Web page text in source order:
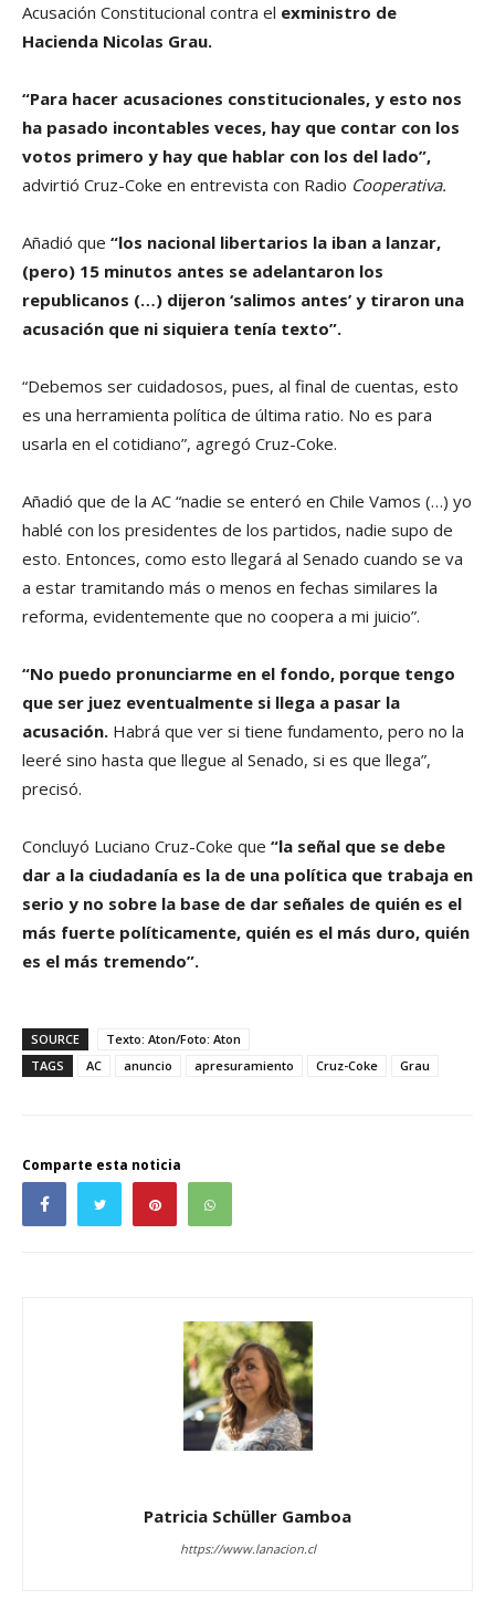
Acusación Constitucional contra el exministro de
Hacienda Nicolas Grau.
“Para hacer acusaciones constitucionales, y esto nos
ha pasado incontables veces, hay que contar con los
votos primero y hay que hablar con los del lado”,
advirtió Cruz-Coke en entrevista con Radio Cooperativa.
Añadió que “los nacional libertarios la iban a lanzar,
(pero) 15 minutos antes se adelantaron los
republicanos (…) dijeron ‘salimos antes’ y tiraron una
acusación que ni siquiera tenía texto”.
“Debemos ser cuidadosos, pues, al final de cuentas, esto
es una herramienta política de última ratio. No es para
usarla en el cotidiano”, agregó Cruz-Coke.
Añadió que de la AC “nadie se enteró en Chile Vamos (…) yo
hablé con los presidentes de los partidos, nadie supo de
esto. Entonces, como esto llegará al Senado cuando se va
a estar tramitando más o menos en fechas similares la
reforma, evidentemente que no coopera a mi juicio”.
“No puedo pronunciarme en el fondo, porque tengo
que ser juez eventualmente si llega a pasar la
acusación. Habrá que ver si tiene fundamento, pero no la
leeré sino hasta que llegue al Senado, si es que llega”,
precisó.
Concluyó Luciano Cruz-Coke que “la señal que se debe
dar a la ciudadanía es la de una política que trabaja en
serio y no sobre la base de dar señales de quién es el
más fuerte políticamente, quién es el más duro, quién
es el más tremendo”.
SOURCE
Texto: Aton/Foto: Aton
TAGS
AC anuncio apresuramiento Cruz-Coke Grau
Comparte esta noticia
Patricia Schüller Gamboa
https://www.lanacion.cl